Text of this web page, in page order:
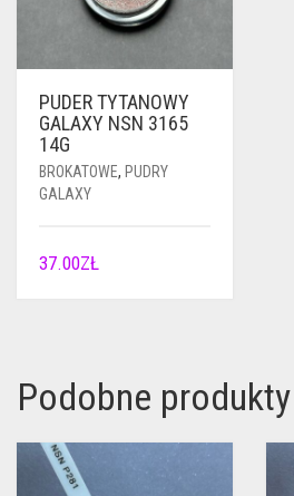
PUDER TYTANOWY
GALAXY NSN 3165
14G
BROKATOWE, PUDRY
GALAXY
37.00ZŁ
Podobne produkty